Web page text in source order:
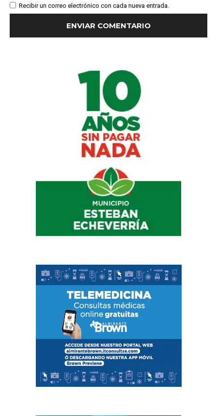
Recibir un correo electrónico con cada nueva entrada.